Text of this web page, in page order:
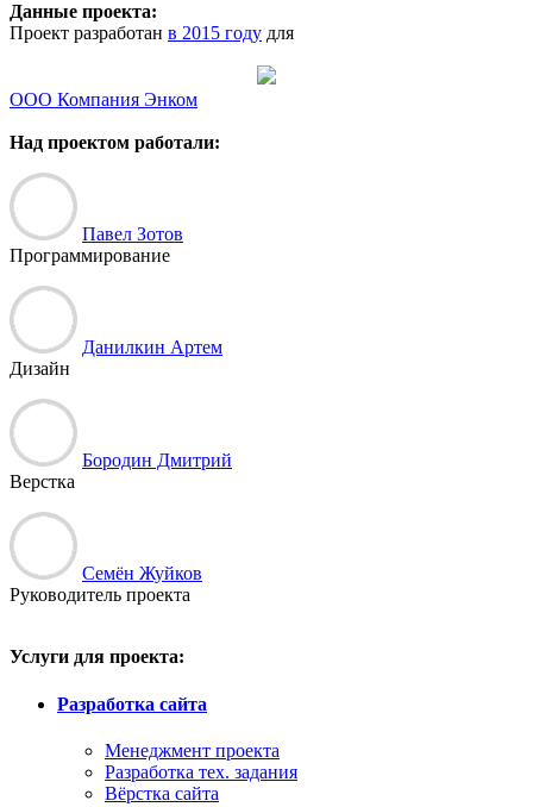
Данные проекта:
Проект разработан в 2015 году для
ООО Компания Энком
Над проектом работали:
Павел Зотов
Программирование
Данилкин Артем
Дизайн
Бородин Дмитрий
Верстка
Семён Жуйков
Руководитель проекта
Услуги для проекта:
Разработка сайта
Менеджмент проекта
Разработка тех. задания
Вёрстка сайта